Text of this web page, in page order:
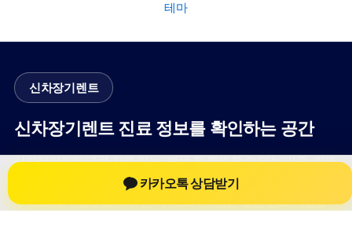
테마
신차장기렌트
신차장기렌트 진료 정보를 확인하는 공간
신차장기렌트 관련 진료 정보, 방문 전 확인할 수 있는 기준, 치과
선택 시 참고할 수 있는 내용을 sbstaffing4all.com 안에서 확인할
수 있도록 구성했습니다. 본 사이트의 내용은 일반 정보 제공을
카카오톡 상담받기